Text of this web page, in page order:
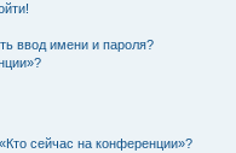
ввод имени и пароля?
сейчас на конференции»?